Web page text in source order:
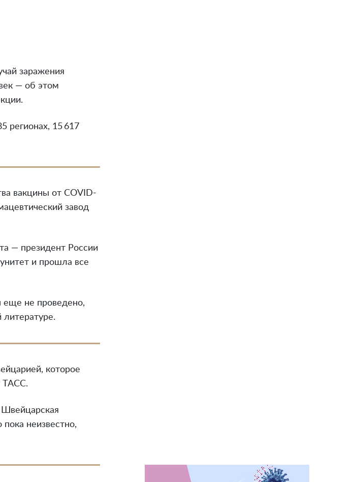
заражения
— об этом
регионах, 15 617
вакцины от COVID-
завод
— президент России
и прошла все
еще не проведено,
литературе.
которое
ТАСС.
неизвестно,